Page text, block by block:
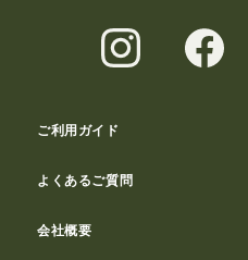
ご利用ガイド
よくあるご質問
会社概要